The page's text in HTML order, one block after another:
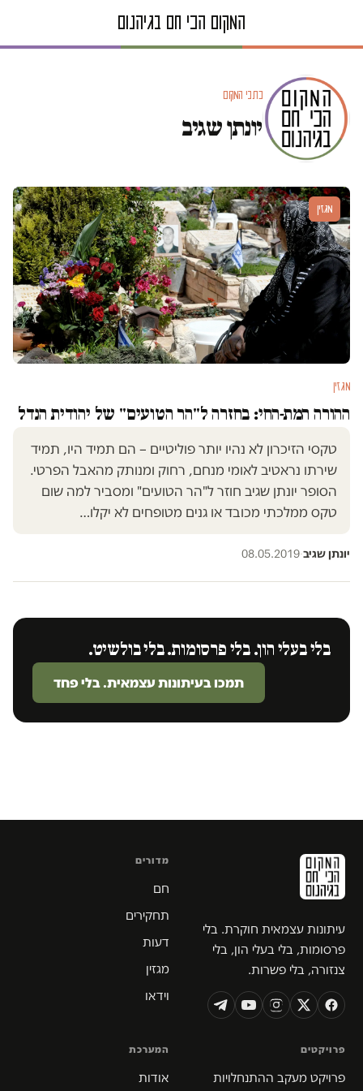
כתבי המקום
יונתן שגיב
מגזין
מגזין
ההורה המת-החי: בחזרה ל"הר הטועים" של יהודית הנדל
טקסי הזיכרון לא נהיו יותר פוליטיים – הם תמיד היו, תמיד
שירתו נראטיב לאומי מנחם, רחוק ומנותק מהאבל הפרטי.
הסופר יונתן שגיב חוזר ל"הר הטועים" ומסביר למה שום
טקס ממלכתי מכובד או גנים מטופחים לא יקלו…
יונתן שגיב·
08.05.2019
בלי בעלי הון. בלי פרסומות. בלי בולשיט.
תמכו בעיתונות עצמאית. בלי פחד
עיתונות עצמאית חוקרת. בלי
פרסומות, בלי בעלי הון, בלי
צנזורה, בלי פשרות.
מדורים
חם
תחקירים
דעות
מגזין
וידאו
פרויקטים
פרויקט מעקב ההתנחלויות
המערכת
אודות